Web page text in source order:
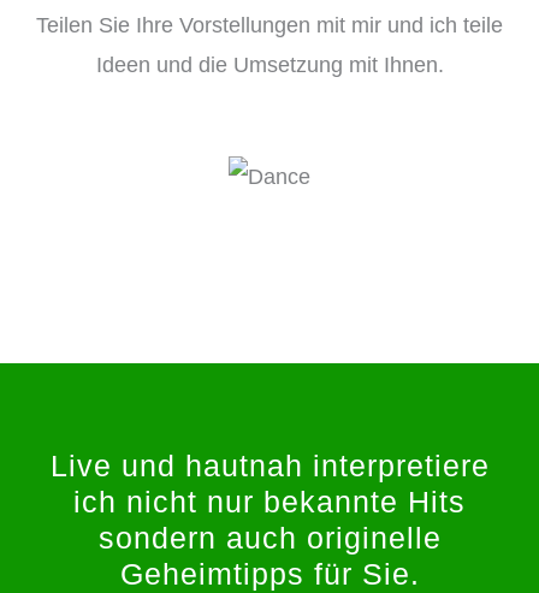
Teilen Sie Ihre Vorstellungen mit mir und ich teile
Ideen und die Umsetzung mit Ihnen.
Live und hautnah interpretiere
ich nicht nur bekannte Hits
sondern auch originelle
Geheimtipps für Sie.